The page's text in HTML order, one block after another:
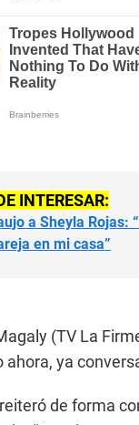
INTERESAR:
a Sheyla Rojas:
en mi casa”
(TV La
ahora, ya
de forma